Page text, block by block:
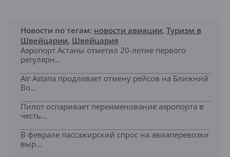
Новости по тегам: новости авиации, Туризм в
Швейцарии, Швейцария
Аэропорт Астаны отметил 20-летие первого
регулярн...
Air Astana продлевает отмену рейсов на Ближний
Во...
Пилот оспаривает переименование аэропорта в
честь...
В феврале пассажирский спрос на авиаперевозки
выр...